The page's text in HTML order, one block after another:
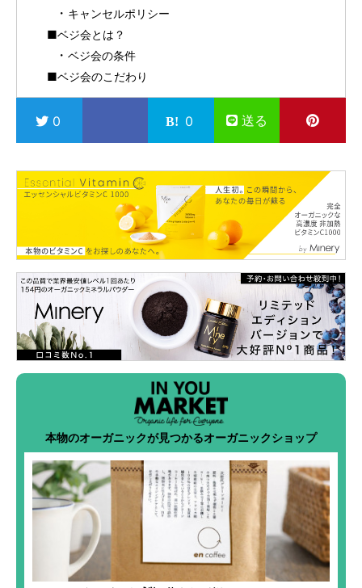
キャンセルポリシー
■ベジ会とは？
ベジ会の条件
■ベジ会のこだわり
0 0 送る
本物のオーガニックが見つかるオーガニックショップ